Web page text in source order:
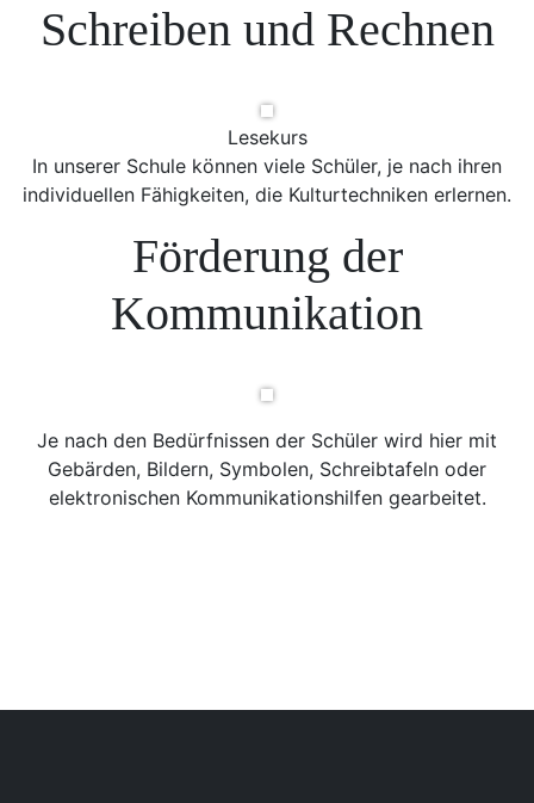
Schreiben und Rechnen
Lesekurs
In unserer Schule können viele Schüler, je nach ihren
individuellen Fähigkeiten, die Kulturtechniken erlernen.
Förderung der
Kommunikation
Je nach den Bedürfnissen der Schüler wird hier mit
Gebärden, Bildern, Symbolen, Schreibtafeln oder
elektronischen Kommunikationshilfen gearbeitet.